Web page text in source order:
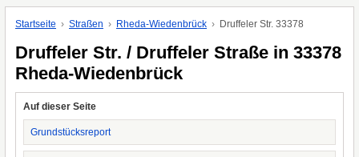
Startseite Straßen Rheda-Wiedenbrück Druffeler Str. 33378
Druffeler Str. / Druffeler Straße in 33378
Rheda-Wiedenbrück
Auf dieser Seite
Grundstücksreport